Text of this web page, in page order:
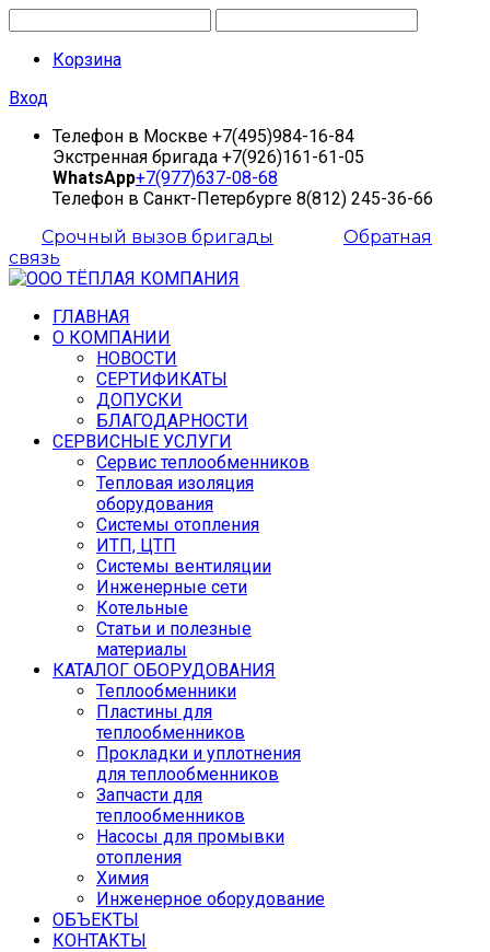
Корзина
Вход
Телефон в Москве +7(495)984-16-84
Экстренная бригада +7(926)161-61-05
WhatsApp+7(977)637-08-68
Телефон в Санкт-Петербурге 8(812) 245-36-66
Срочный вызов бригады
Обратная
связь
ГЛАВНАЯ
О КОМПАНИИ
НОВОСТИ
СЕРТИФИКАТЫ
ДОПУСКИ
БЛАГОДАРНОСТИ
СЕРВИСНЫЕ УСЛУГИ
Сервис теплообменников
Тепловая изоляция
оборудования
Системы отопления
ИТП, ЦТП
Системы вентиляции
Инженерные сети
Котельные
Статьи и полезные
материалы
КАТАЛОГ ОБОРУДОВАНИЯ
Теплообменники
Пластины для
теплообменников
Прокладки и уплотнения
для теплообменников
Запчасти для
теплообменников
Насосы для промывки
отопления
Химия
Инженерное оборудование
ОБЪЕКТЫ
КОНТАКТЫ